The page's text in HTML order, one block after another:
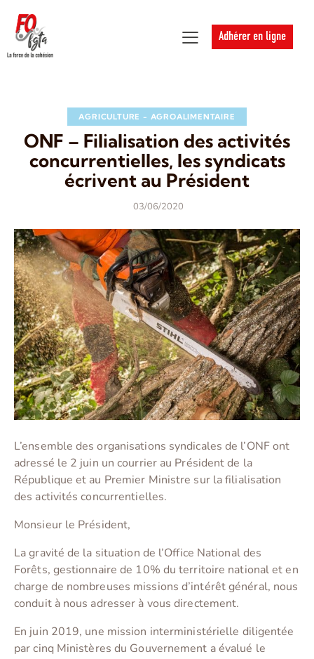
Adhérer en ligne
AGRICULTURE - AGROALIMENTAIRE
ONF – Filialisation des activités
concurrentielles, les syndicats
écrivent au Président
03/06/2020
L’ensemble des organisations syndicales de l’ONF ont
adressé le 2 juin un courrier au Président de la
République et au Premier Ministre sur la filialisation
des activités concurrentielles.
Monsieur le Président,
La gravité de la situation de l’Office National des
Forêts, gestionnaire de 10% du territoire national et en
charge de nombreuses missions d’intérêt général, nous
conduit à nous adresser à vous directement.
En juin 2019, une mission interministérielle diligentée
par cinq Ministères du Gouvernement a évalué le